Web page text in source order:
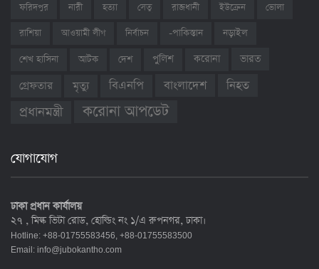
ফরিদপুর নারী হত্যা সেতু রাজধানী ইউক্রেন
ভোলা
রাশিয়া
আওয়ামী লীগ নির্বাচন -পাকিস্তান নড়াইল
শেখ হাসিনা আটক দেশ পুলিশ করোনা
ভারত
গ্রেফতার
মৃত্যু বিএনপি বাংলাদেশ নিহত
প্রধানমন্ত্রী করোনা আপডেট
যোগাযোগ
ঢাকা প্রধান কার্যালয়
২৭ , মিল্ক ভিটা রোড, হোল্ডিং নং ১/এ রুপনগর, ঢাকা।
Hotline: +88-01755583456, +88-01755583500
Email: info@jubokantho.com